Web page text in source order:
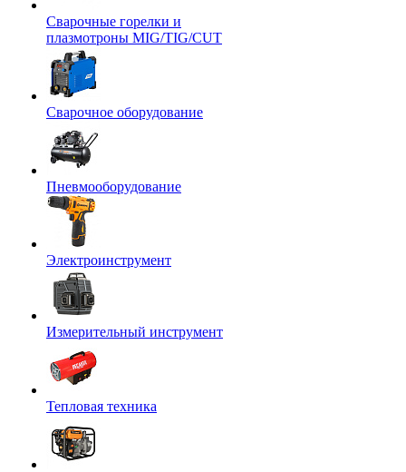
Сварочные горелки и
плазмотроны MIG/TIG/CUT
Сварочное оборудование
Пневмооборудование
Электроинструмент
Измерительный инструмент
Тепловая техника